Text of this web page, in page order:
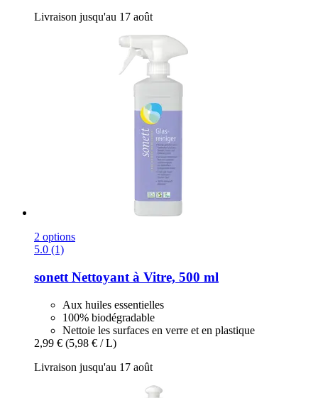
Livraison jusqu'au 17 août
2 options
5.0 (1)
sonett Nettoyant à Vitre, 500 ml
Aux huiles essentielles
100% biodégradable
Nettoie les surfaces en verre et en plastique
2,99 € (5,98 € / L)
Livraison jusqu'au 17 août